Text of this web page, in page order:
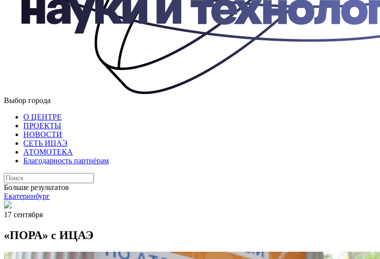
Выбор города
О ЦЕНТРЕ
ПРОЕКТЫ
НОВОСТИ
СЕТЬ ИЦАЭ
АТОМОТЕКА
Благодарность партнёрам
Больше результатов
Екатеринбург
17 сентября
«ПОРА» с ИЦАЭ